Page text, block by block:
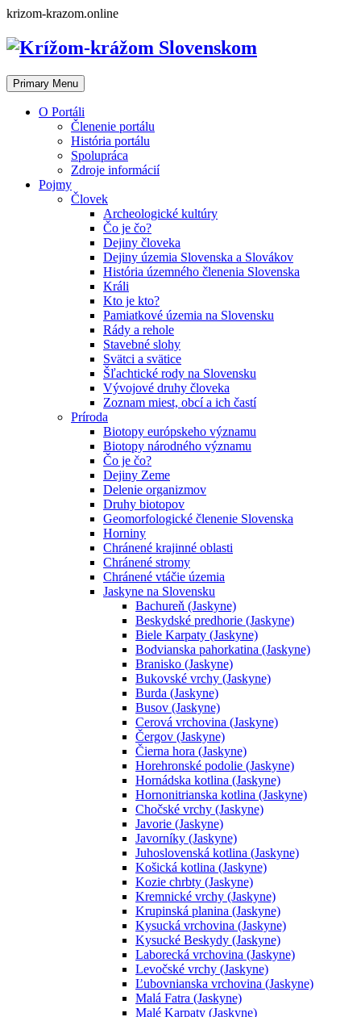
Skip
content
krizom-krazom.online
Primary Menu
O Portáli
Členenie portálu
História portálu
Spolupráca
Zdroje informácií
Pojmy
Človek
Archeologické kultúry
Čo je čo?
Dejiny človeka
Dejiny územia Slovenska a Slovákov
História územného členenia Slovenska
Králi
Kto je kto?
Pamiatkové územia na Slovensku
Rády a rehole
Stavebné slohy
Svätci a svätice
Šľachtické rody na Slovensku
Vývojové druhy človeka
Zoznam miest, obcí a ich častí
Príroda
Biotopy európskeho významu
Biotopy národného významu
Čo je čo?
Dejiny Zeme
Delenie organizmov
Druhy biotopov
Geomorfologické členenie Slovenska
Horniny
Chránené krajinné oblasti
Chránené stromy
Chránené vtáčie územia
Jaskyne na Slovensku
Bachureň (Jaskyne)
Beskydské predhorie (Jaskyne)
Biele Karpaty (Jaskyne)
Bodvianska pahorkatina (Jaskyne)
Branisko (Jaskyne)
Bukovské vrchy (Jaskyne)
Burda (Jaskyne)
Busov (Jaskyne)
Cerová vrchovina (Jaskyne)
Čergov (Jaskyne)
Čierna hora (Jaskyne)
Horehronské podolie (Jaskyne)
Hornádska kotlina (Jaskyne)
Hornonitrianska kotlina (Jaskyne)
Chočské vrchy (Jaskyne)
Javorie (Jaskyne)
Javorníky (Jaskyne)
Juhoslovenská kotlina (Jaskyne)
Košická kotlina (Jaskyne)
Kozie chrbty (Jaskyne)
Kremnické vrchy (Jaskyne)
Krupinská planina (Jaskyne)
Kysucká vrchovina (Jaskyne)
Kysucké Beskydy (Jaskyne)
Laborecká vrchovina (Jaskyne)
Levočské vrchy (Jaskyne)
Ľubovnianska vrchovina (Jaskyne)
Malá Fatra (Jaskyne)
Malé Karpaty (Jaskyne)